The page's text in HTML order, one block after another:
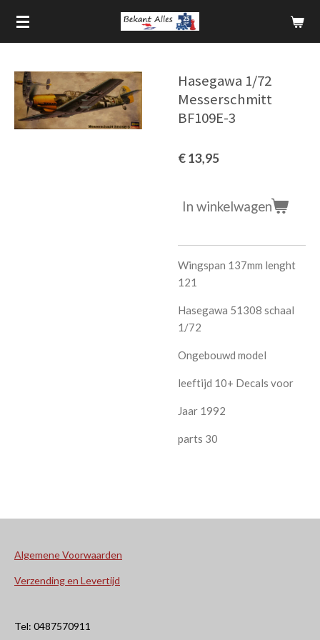
Ga
direct
hoofdinhoud
Hasegawa 1/72
Messerschmitt
BF109E-3
€ 13,95
In winkelwagen
Wingspan 137mm lenght
121
Hasegawa 51308 schaal
1/72
Ongebouwd model
leeftijd 10+ Decals voor
Jaar 1992
parts 30
Algemene Voorwaarden
Verzending en Levertijd
Tel: 0487570911